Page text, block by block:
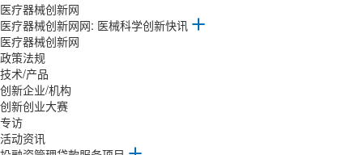
医疗器械创新网
医疗器械创新网网: 医械科学创新快讯
医疗器械创新网
政策法规
技术/产品
创新企业/机构
创新创业大赛
专访
活动资讯